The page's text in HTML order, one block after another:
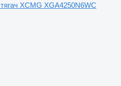
тягач XCMG XGA4250N6WC